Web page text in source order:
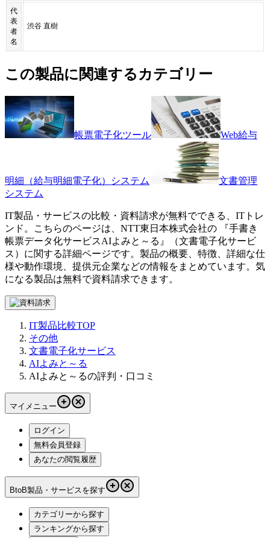
代
表
者
名
渋谷 直樹
この製品に関連するカテゴリー
帳票電子化ツール Web給与
明細（給与明細電子化）システム
文書管理
システム
IT製品・サービスの比較・資料請求が無料でできる、ITトレ
ンド。こちらのページは、 NTT東日本株式会社の 『手書き
帳票データ化サービスAIよみと～る 』（文書電子化サービ
ス ）に関する詳細ページです。製品の概要、特徴、詳細な仕
様や動作環境、提供元企業などの情報をまとめています。気
になる製品は無料で資料請求できます。
IT製品比較TOP
その他
文書電子化サービス
AIよみと～る
AIよみと～るの評判・口コミ
マイメニュー
ログイン
無料会員登録
あなたの閲覧履歴
BtoB製品・サービスを探す
カテゴリーから探す
ランキングから探す